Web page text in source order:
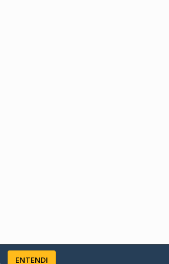
ENTENDI